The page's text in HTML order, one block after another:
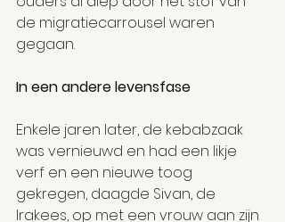
de migratiecarrousel waren
gegaan.
In een andere levensfase
Enkele jaren later, de kebabzaak
was vernieuwd en had een likje
verf en een nieuwe toog
gekregen, daagde Sivan, de
Irakees, op met een vrouw aan zijn